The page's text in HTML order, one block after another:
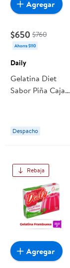
$650 $760
Ahorra $110
Daily
Gelatina Diet
Sabor Piña Caja
Despacho
Agregar
Rebaja
Agregar